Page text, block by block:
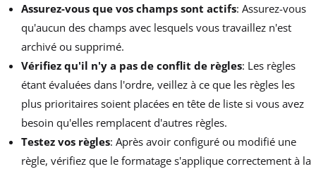
Assurez-vous que vos champs sont actifs: Assurez-vous
qu'aucun des champs avec lesquels vous travaillez n'est
archivé ou supprimé.
Vérifiez qu'il n'y a pas de conflit de règles: Les règles
étant évaluées dans l'ordre, veillez à ce que les règles les
plus prioritaires soient placées en tête de liste si vous avez
besoin qu'elles remplacent d'autres règles.
Testez vos règles: Après avoir configuré ou modifié une
règle, vérifiez que le formatage s'applique correctement à la